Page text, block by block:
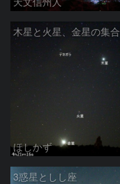
木星と火星、金星の集合
ほしかず
3惑星としし座